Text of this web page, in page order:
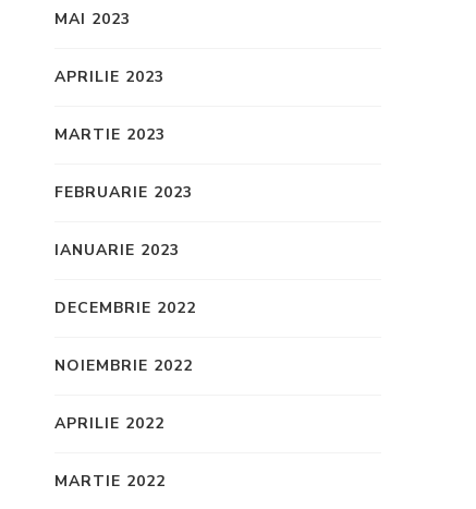
MAI 2023
APRILIE 2023
MARTIE 2023
FEBRUARIE 2023
IANUARIE 2023
DECEMBRIE 2022
NOIEMBRIE 2022
APRILIE 2022
MARTIE 2022